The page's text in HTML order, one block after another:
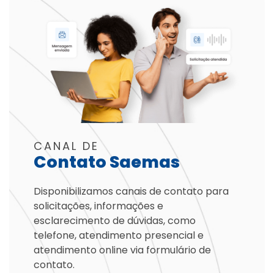
CANAL DE
Contato Saemas
Disponibilizamos canais de contato para
solicitações, informações e
esclarecimento de dúvidas, como
telefone, atendimento presencial e
atendimento online via formulário de
contato.